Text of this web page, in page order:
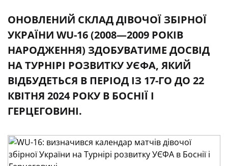
ОНОВЛЕНИЙ СКЛАД ДІВОЧОЇ ЗБІРНОЇ
УКРАЇНИ WU-16 (2008—2009 РОКІВ
НАРОДЖЕННЯ) ЗДОБУВАТИМЕ ДОСВІД
НА ТУРНІРІ РОЗВИТКУ УЄФА, ЯКИЙ
ВІДБУДЕТЬСЯ В ПЕРІОД ІЗ 17-ГО ДО 22
КВІТНЯ 2024 РОКУ В БОСНІЇ І
ГЕРЦЕГОВИНІ.